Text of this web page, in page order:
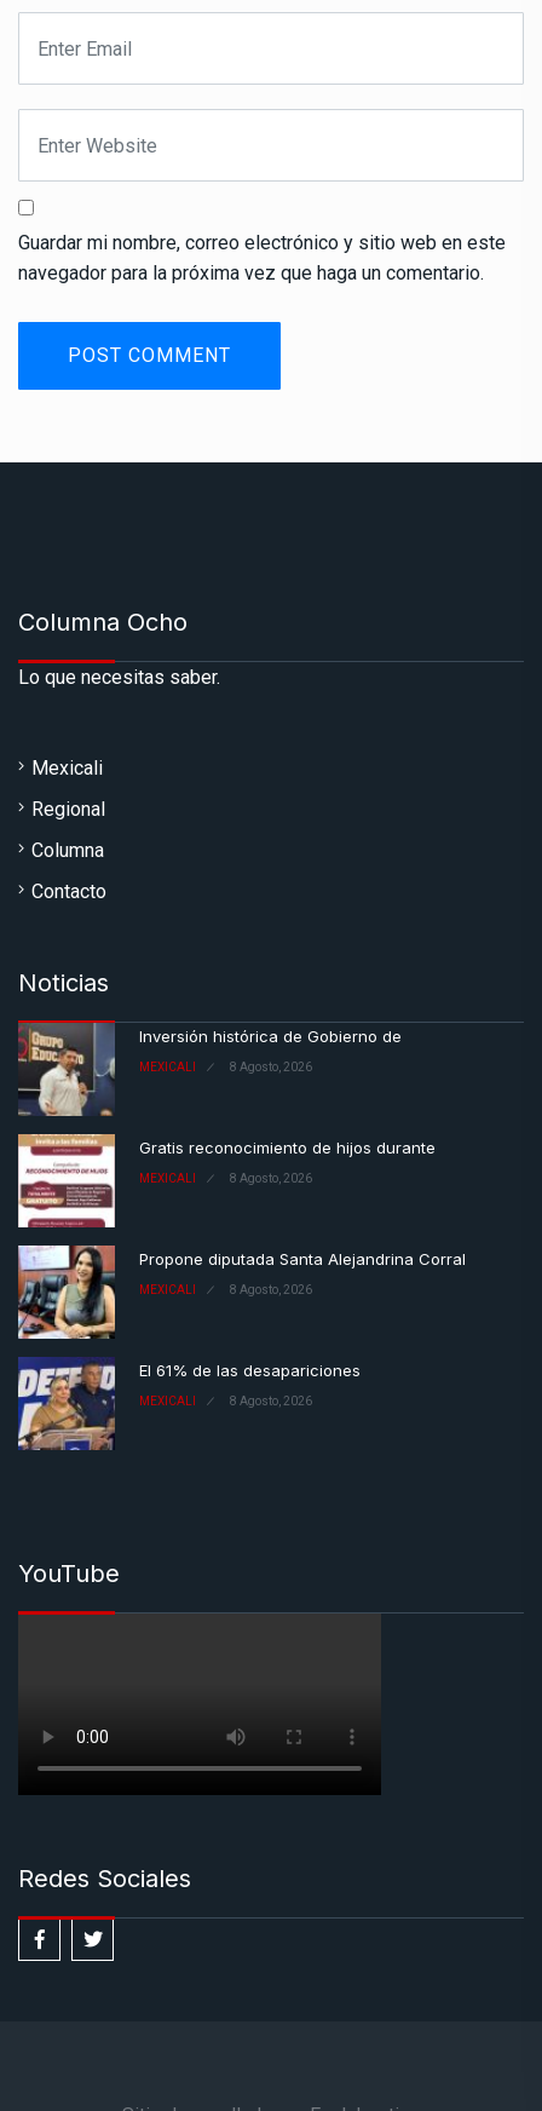
Guardar mi nombre, correo electrónico y sitio web en este
navegador para la próxima vez que haga un comentario.
Columna Ocho
Lo que necesitas saber.
Mexicali
Regional
Columna
Contacto
Noticias
Inversión histórica de Gobierno de
MEXICALI 8 Agosto, 2026
Gratis reconocimiento de hijos durante
MEXICALI 8 Agosto, 2026
Propone diputada Santa Alejandrina Corral
MEXICALI 8 Agosto, 2026
El 61% de las desapariciones
MEXICALI 8 Agosto, 2026
YouTube
Redes Sociales